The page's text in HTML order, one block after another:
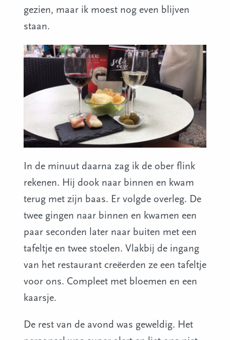
gezien, maar ik moest nog even blijven
staan.
In de minuut daarna zag ik de ober flink
rekenen. Hij dook naar binnen en kwam
terug met zijn baas. Er volgde overleg. De
twee gingen naar binnen en kwamen een
paar seconden later naar buiten met een
tafeltje en twee stoelen. Vlakbij de ingang
van het restaurant creëerden ze een tafeltje
voor ons. Compleet met bloemen en een
kaarsje.
De rest van de avond was geweldig. Het